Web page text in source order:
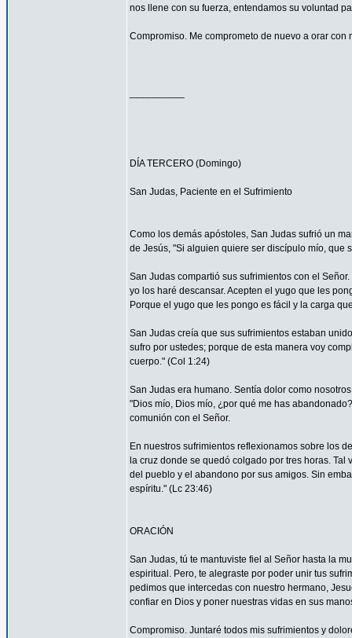
nos llene con su fuerza, entendamos su voluntad
Compromiso. Me comprometo de nuevo a orar
DÍA TERCERO (Domingo)
San Judas, Paciente en el Sufrimiento
Como los demás apóstoles, San Judas sufrió un
de Jesús, "Si alguien quiere ser discípulo mío, que
San Judas compartió sus sufrimientos con el
yo los haré descansar. Acepten el yugo que les
Porque el yugo que les pongo es fácil y la carga
San Judas creía que sus sufrimientos estaban
sufro por ustedes; porque de esta manera voy
cuerpo." (Col 1:24)
San Judas era humano. Sentía dolor como
"Dios mío, Dios mío, ¿por qué me has
comunión con el Señor.
En nuestros sufrimientos reflexionamos sobre los
la cruz donde se quedó colgado por tres horas.
del pueblo y el abandono por sus amigos. Sin
espíritu." (Lc 23:46)
ORACIÓN
San Judas, tú te mantuviste fiel al Señor hasta la
espiritual. Pero, te alegraste por poder unir tus
pedimos que intercedas con nuestro hermano,
confiar en Dios y poner nuestras vidas en sus
Compromiso. Juntaré todos mis sufrimientos y